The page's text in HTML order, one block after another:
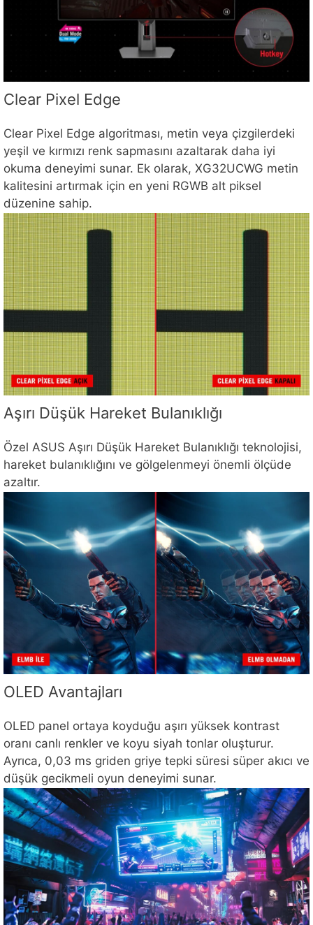
Clear Pixel Edge
Clear Pixel Edge algoritması, metin veya çizgilerdeki
yeşil ve kırmızı renk sapmasını azaltarak daha iyi
okuma deneyimi sunar. Ek olarak, XG32UCWG metin
kalitesini artırmak için en yeni RGWB alt piksel
düzenine sahip.
Aşırı Düşük Hareket Bulanıklığı
Özel ASUS Aşırı Düşük Hareket Bulanıklığı teknolojisi,
hareket bulanıklığını ve gölgelenmeyi önemli ölçüde
azaltır.
OLED Avantajları
OLED panel ortaya koyduğu aşırı yüksek kontrast
oranı canlı renkler ve koyu siyah tonlar oluşturur.
Ayrıca, 0,03 ms griden griye tepki süresi süper akıcı ve
düşük gecikmeli oyun deneyimi sunar.